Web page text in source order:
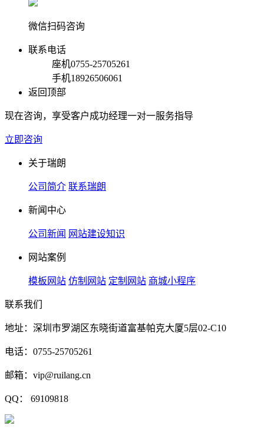
微信扫码咨询
联系电话
座机0755-25705261
手机18926506061
返回顶部
现在咨询，享受客户成功经理一对一服务指导
立即咨询
关于瑞朗
公司简介 联系瑞朗
新闻中心
公司新闻 网站建设知识
网站案例
模板网站 仿制网站 定制网站 商城小程序
联系我们
地址：深圳市罗湖区东晓街道富基帕克大厦5层02-C10
电话：0755-25705261
邮箱：vip@ruilang.cn
QQ： 69109818